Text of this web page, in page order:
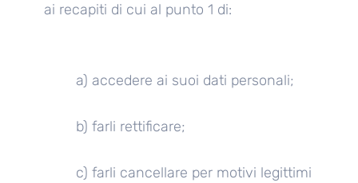
ai recapiti di cui al punto 1 di:
a) accedere ai suoi dati personali;
b) farli rettificare;
c) farli cancellare per motivi legittimi